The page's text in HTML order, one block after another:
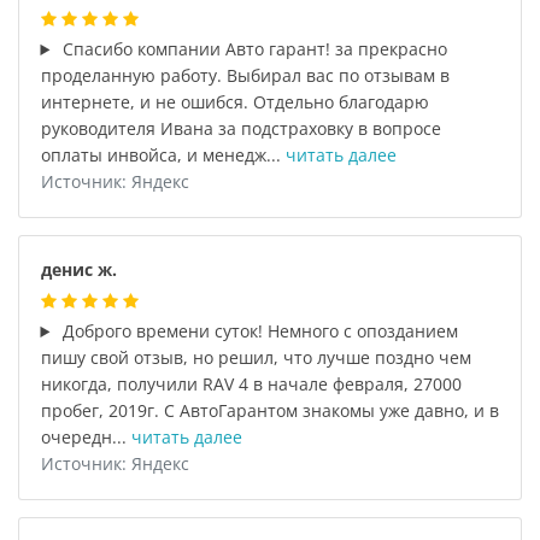
Спасибо компании Авто гарант! за прекрасно
проделанную работу. Выбирал вас по отзывам в
интернете, и не ошибся. Отдельно благодарю
руководителя Ивана за подстраховку в вопросе
оплаты инвойса, и менедж... читать далее
Источник: Яндекс
денис ж.
Доброго времени суток! Немного с опозданием
пишу свой отзыв, но решил, что лучше поздно чем
никогда, получили RAV 4 в начале февраля, 27000
пробег, 2019г. С АвтоГарантом знакомы уже давно, и в
очередн... читать далее
Источник: Яндекс